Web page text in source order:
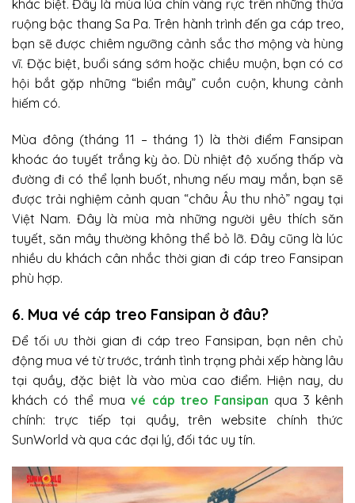
khác biệt. Đây là mùa lúa chín vàng rực trên những thửa
ruộng bậc thang Sa Pa. Trên hành trình đến ga cáp treo,
bạn sẽ được chiêm ngưỡng cảnh sắc thơ mộng và hùng
vĩ. Đặc biệt, buổi sáng sớm hoặc chiều muộn, bạn có cơ
hội bắt gặp những “biển mây” cuồn cuộn, khung cảnh
hiếm có.
Mùa đông (tháng 11 – tháng 1) là thời điểm Fansipan
khoác áo tuyết trắng kỳ ảo. Dù nhiệt độ xuống thấp và
đường đi có thể lạnh buốt, nhưng nếu may mắn, bạn sẽ
được trải nghiệm cảnh quan “châu Âu thu nhỏ” ngay tại
Việt Nam. Đây là mùa mà những người yêu thích săn
tuyết, săn mây thường không thể bỏ lỡ. Đây cũng là lúc
nhiều du khách cân nhắc thời gian đi cáp treo Fansipan
phù hợp.
6. Mua vé cáp treo Fansipan ở đâu?
Để tối ưu thời gian đi cáp treo Fansipan, bạn nên chủ
động mua vé từ trước, tránh tình trạng phải xếp hàng lâu
tại quầy, đặc biệt là vào mùa cao điểm. Hiện nay, du
khách có thể muavé cáp treo Fansipan qua 3 kênh
chính: trực tiếp tại quầy, trên website chính thức
SunWorld và qua các đại lý, đối tác uy tín.